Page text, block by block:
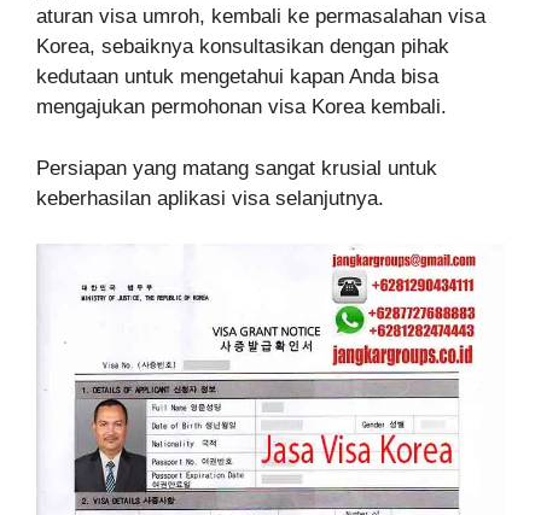
aturan visa umroh, kembali ke permasalahan visa
Korea, sebaiknya konsultasikan dengan pihak
kedutaan untuk mengetahui kapan Anda bisa
mengajukan permohonan visa Korea kembali.
Persiapan yang matang sangat krusial untuk
keberhasilan aplikasi visa selanjutnya.